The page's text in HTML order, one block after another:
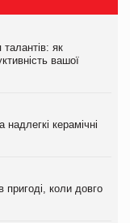
талантів: як
вашої
керамічні
пригоді, коли довго